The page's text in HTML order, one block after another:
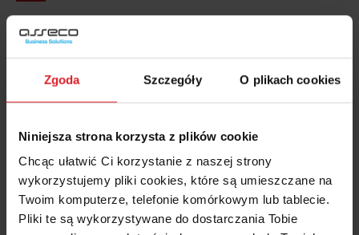
Zgoda Szczegóły O plikach cookies
Niniejsza strona korzysta z plików cookie
Chcąc ułatwić Ci korzystanie z naszej strony
wykorzystujemy pliki cookies, które są umieszczane na
Twoim komputerze, telefonie komórkowym lub tablecie.
Pliki te są wykorzystywane do dostarczania Tobie